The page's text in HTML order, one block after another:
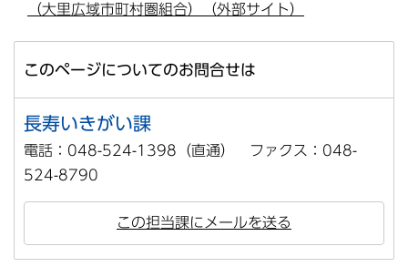
（大里広域市町村圏組合）（外部サイト）
このページについてのお問合せは
長寿いきがい課
電話：048-524-1398（直通） ファクス：048-
524-8790
この担当課にメールを送る